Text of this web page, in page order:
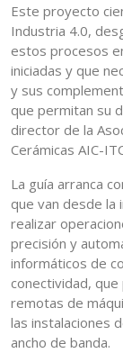
Este proyecto
Industria 4.0,
estos procesos
iniciadas y que
y sus
que permitan su
director de la
Cerámicas AIC-
La guía arranca
que van desde la
realizar
precisión y
informáticos de
conectividad,
remotas de
las instalaciones
ancho de banda.